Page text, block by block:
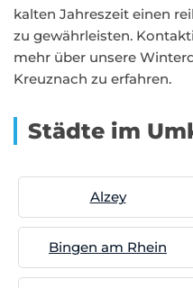
kalten Jahreszeit einen
zu gewährleisten.
mehr über unsere
Kreuznach zu erfahren.
Städte im
Alzey
Bingen am Rhein